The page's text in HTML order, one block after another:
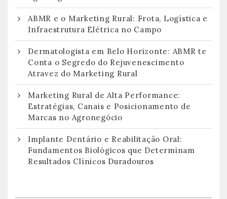
ABMR e o Marketing Rural: Frota, Logística e
Infraestrutura Elétrica no Campo
Dermatologista em Belo Horizonte: ABMR te
Conta o Segredo do Rejuvenescimento
Atravez do Marketing Rural
Marketing Rural de Alta Performance:
Estratégias, Canais e Posicionamento de
Marcas no Agronegócio
Implante Dentário e Reabilitação Oral:
Fundamentos Biológicos que Determinam
Resultados Clínicos Duradouros